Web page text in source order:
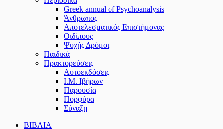
Greek annual of Psychoanalysis
Άνθρωπος
Αποτελεσματικός Επιστήμονας
Οιδίπους
Ψυχής Δρόμοι
Παιδικά
Πρακτoρεύσεις
Αυτοεκδόσεις
Ι.Μ. Ιβήρων
Παρουσία
Πορφύρα
Σύναξη
ΒΙΒΛΙΑ